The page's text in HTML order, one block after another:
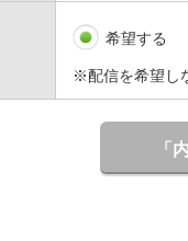
希望する
※配信を希望し
「